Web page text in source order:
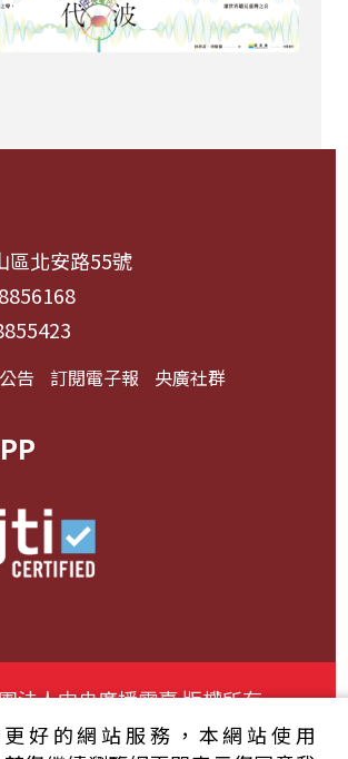
區北安路55號
告 訂閱電子報 央廣社群
法人中央廣播電臺 版權所有
聲明
服務條款 隱私權條款
好的網站服務，本網站使用